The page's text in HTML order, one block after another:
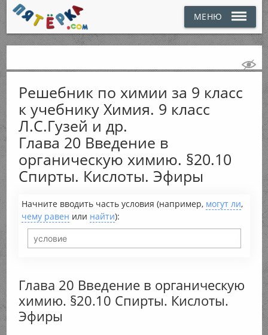
МЕНЮ
Решебник по химии за 9 класс
к учебнику Химия. 9 класс
Л.С.Гузей и др.
Глава 20 Введение в
органическую химию. §20.10
Спирты. Кислоты. Эфиры
Начните вводить часть условия (например, могут ли,
чему равен или найти):
Глава 20 Введение в органическую
химию. §20.10 Спирты. Кислоты.
Эфиры